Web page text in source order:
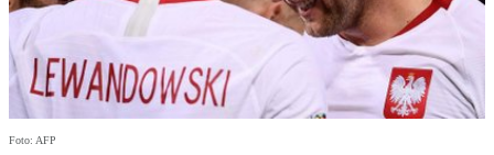
Foto: AFP